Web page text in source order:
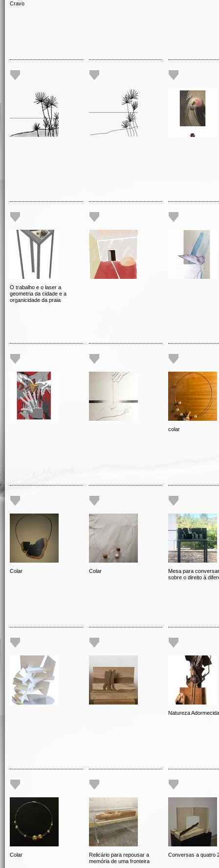
Cravo
O trabalho e o laser a
geometria da cidade e a
organicidade da praia
colar
Colar Colar
Mesa para conversar
sobre o direito à
Natureza Adormecida
Colar
Relicário para repousar a
memória de uma fronteira
Conversas a quatro